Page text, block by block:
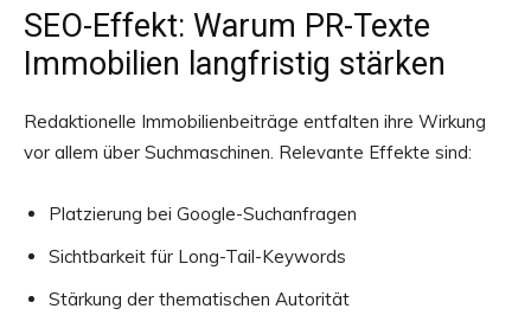
SEO-Effekt: Warum PR-Texte
Immobilien langfristig stärken
Redaktionelle Immobilienbeiträge entfalten ihre Wirkung
vor allem über Suchmaschinen. Relevante Effekte sind:
Platzierung bei Google-Suchanfragen
Sichtbarkeit für Long-Tail-Keywords
Stärkung der thematischen Autorität